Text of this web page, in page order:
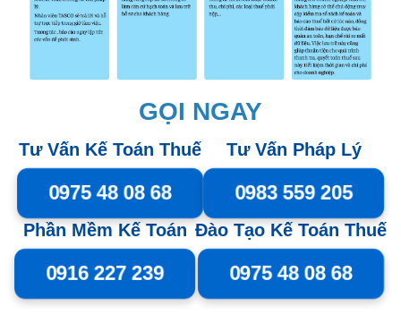
GỌI NGAY
Tư Vấn Kế Toán Thuế
0975 48 08 68
Tư Vấn Pháp Lý
0983 559 205
Phần Mềm Kế Toán
0916 227 239
Đào Tạo Kế Toán Thuế
0975 48 08 68